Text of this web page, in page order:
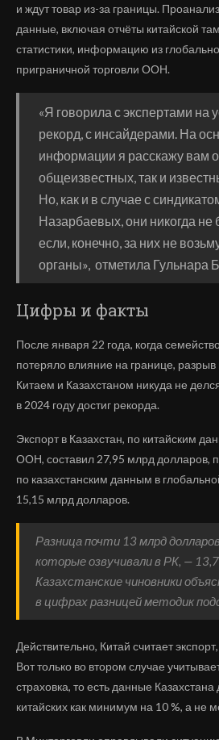
и ждут товар из-за границы.
данные, включая отчёты китайской
статистики, информацию из
приграничной торговли ООН.
«Я говорила с экспертами на
рекорд, с инсайдерами. На
информации я расскажу вам о
общеизвестных, так и
Но, как и в случае с
Назарбаевых, они никогда не
если, конечно, за них не
органы», отметила Гульнара
Цифры и факты
После января 22 года, когда
потеряло влияние на границе,
Китаем и Казахстаном никуда не
в 2024 году достиг рекорда.
Экспорт в Казахстан, по китайским
ООН, составил 27,95 млрд долларов,
по казахстанским данным в
15,15 млрд долларов.
Разница почти 13 млрд
которые озвучивали в РК, —
Казахстанские чиновники
в цифрах разницей методик
Действительно, Китай считает
Вот только во втором случае
страховка, то есть данные
китайских как минимум на 10 %, а не